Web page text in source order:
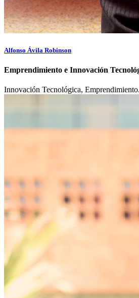
Alfonso Ávila Robinson
Emprendimiento e Innovación
Innovación Tecnológica, Emprendimiento.